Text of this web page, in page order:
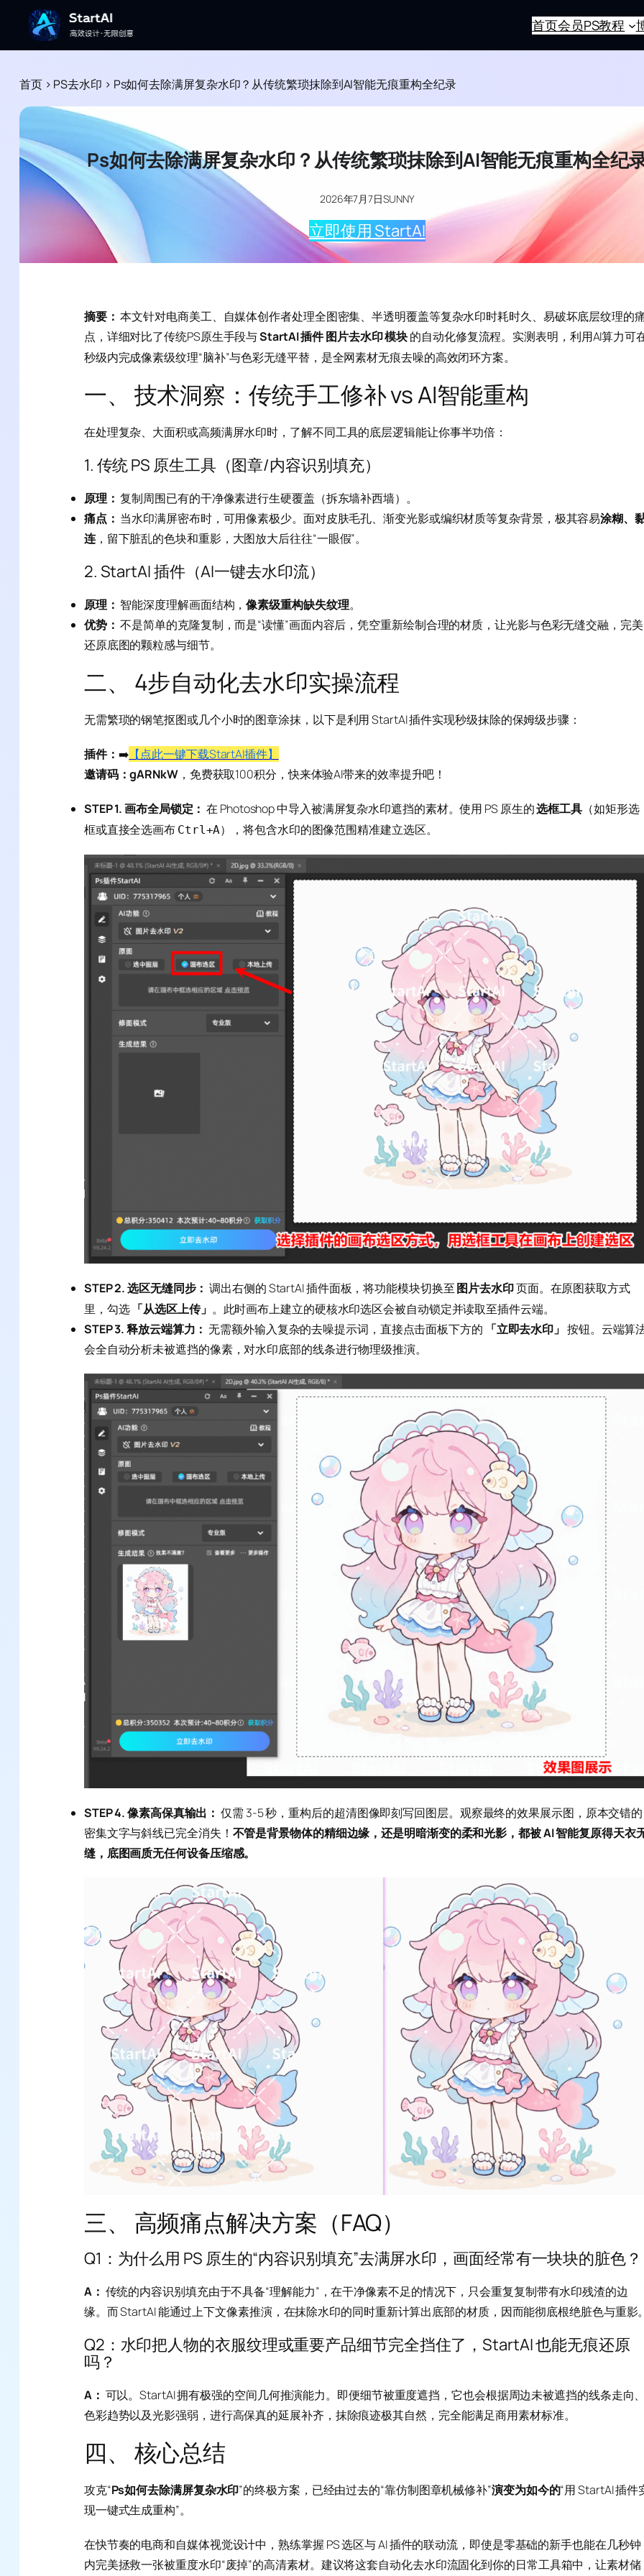
首页会员PS教程
首页 > PS去水印 > Ps如何去除满屏复杂水印？从传统繁琐抹除到AI智能无痕重构全纪录
Ps如何去除满屏复杂水印？从传统繁琐抹除到AI智能无痕重构全纪
2026年7月7日SUNNY
立即使用 StartAI
摘要： 本文针对电商美工、自媒体创作者处理全图密集、半透明覆盖等复杂水印时耗时久、易破坏底层纹理的
点，详细对比了传统PS原生手段与StartAI 插件 图片去水印模块的自动化修复流程。实测表明，利用AI算力可
秒级内完成像素级纹理“脑补”与色彩无缝平替，是全网素材无痕去噪的高效闭环方案。
一、 技术洞察：传统手工修补 vs AI智能重构
在处理复杂、大面积或高频满屏水印时，了解不同工具的底层逻辑能让你事半功倍：
1. 传统 PS 原生工具（图章/内容识别填充）
原理： 复制周围已有的干净像素进行生硬覆盖（拆东墙补西墙）。
痛点： 当水印满屏密布时，可用像素极少。面对皮肤毛孔、渐变光影或编织材质等复杂背景，极其容易涂糊、
连，留下脏乱的色块和重影，大图放大后往往“一眼假”。
2. StartAI 插件（AI一键去水印流）
原理： 智能深度理解画面结构，像素级重构缺失纹理。
优势： 不是简单的克隆复制，而是“读懂”画面内容后，凭空重新绘制合理的材质，让光影与色彩无缝交融，完美
还原底图的颗粒感与细节。
二、 4步自动化去水印实操流程
无需繁琐的钢笔抠图或几个小时的图章涂抹，以下是利用 StartAI 插件实现秒级抹除的保姆级步骤：
插件： ➡️ 【点此一键下载StartAI插件】
邀请码：gARNkW，免费获取100积分，快来体验AI带来的效率提升吧！
STEP 1. 画布全局锁定： 在 Photoshop 中导入被满屏复杂水印遮挡的素材。使用 PS 原生的选框工具 （如矩形选
框或直接全选画布 Ctrl+A），将包含水印的图像范围精准建立选区。
STEP 2. 选区无缝同步： 调出右侧的 StartAI 插件面板，将功能模块切换至 图片去水印页面。在原图获取方式
里，勾选 「从选区上传」 。此时画布上建立的硬核水印选区会被自动锁定并读取至插件云端。
STEP 3. 释放云端算力： 无需额外输入复杂的去噪提示词，直接点击面板下方的 「立即去水印」 按钮。云端算
会全自动分析未被遮挡的像素，对水印底部的线条进行物理级推演。
STEP 4. 像素高保真输出： 仅需 3-5 秒，重构后的超清图像即刻写回图层。观察最终的效果展示图，原本交错的
密集文字与斜线已完全消失！ 不管是背景物体的精细边缘，还是明暗渐变的柔和光影，都被 AI 智能复原得天衣
缝，底图画质无任何设备压缩感。
三、 高频痛点解决方案（FAQ）
Q1：为什么用 PS 原生的“内容识别填充”去满屏水印，画面经常有一块块的脏色？
A： 传统的内容识别填充由于不具备“理解能力”，在干净像素不足的情况下，只会重复复制带有水印残渣的边
缘。而 StartAI 能通过上下文像素推演，在抹除水印的同时重新计算出底部的材质，因而能彻底根绝脏色与重影
Q2：水印把人物的衣服纹理或重要产品细节完全挡住了，StartAI 也能无痕还原
吗？
A： 可以。StartAI 拥有极强的空间几何推演能力。即便细节被重度遮挡，它也会根据周边未被遮挡的线条走向
色彩趋势以及光影强弱，进行高保真的延展补齐，抹除痕迹极其自然，完全能满足商用素材标准。
四、 核心总结
攻克“Ps如何去除满屏复杂水印”的终极方案，已经由过去的“靠仿制图章机械修补”演变为如今的“用 StartAI 插件
现一键式生成重构”。
在快节奏的电商和自媒体视觉设计中，熟练掌握 PS 选区与 AI 插件的联动流，即使是零基础的新手也能在几秒钟
内完美拯救一张被重度水印“废掉”的高清素材。建议将这套自动化去水印流固化到你的日常工具箱中，让素材储